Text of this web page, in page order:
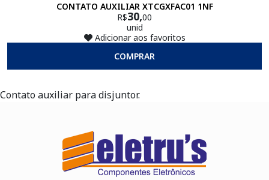
CONTATO AUXILIAR XTCGXFAC01 1NF
R$30,00
unid
Adicionar aos favoritos
COMPRAR
Contato auxiliar para disjuntor.